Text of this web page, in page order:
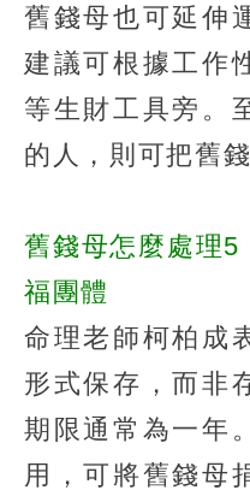
舊錢母也可延伸
建議可根據工作
等生財工具旁。
的人，則可把舊
舊錢母怎麼處理5
福團體
命理老師柯柏成
形式保存，而非
期限通常為一年
用，可將舊錢母